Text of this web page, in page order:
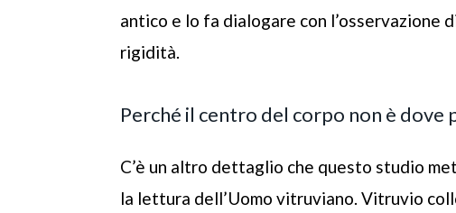
antico e lo fa dialogare con l’osservazione
rigidità.
Perché il centro del corpo non è dove
C’è un altro dettaglio che questo studio
la lettura dell’Uomo vitruviano. Vitruvio